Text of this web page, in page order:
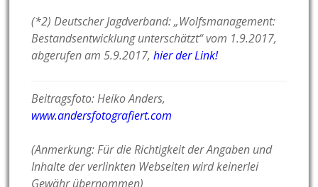
(*2) Deutscher Jagdverband: „Wolfsmanagement:
Bestandsentwicklung unterschätzt“ vom 1.9.2017,
abgerufen am 5.9.2017,hier der Link!
Beitragsfoto: Heiko Anders,
www.andersfotografiert.com
(Anmerkung: Für die Richtigkeit der Angaben und
Inhalte der verlinkten Webseiten wird keinerlei
Gewähr übernommen)